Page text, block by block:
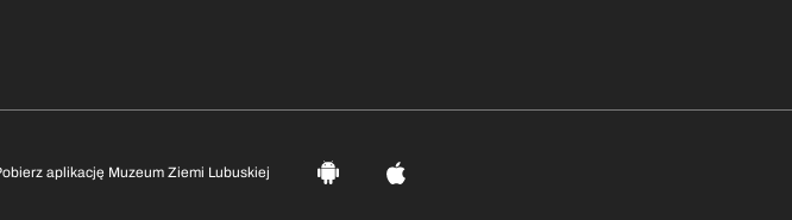
aplikację Muzeum Ziemi Lubuskiej